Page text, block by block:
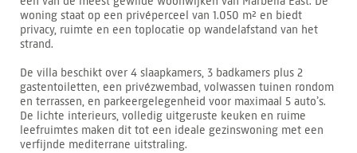
woning staat op een privéperceel van 1.050 m² en biedt
privacy, ruimte en een toplocatie op wandelafstand van het
strand.
De villa beschikt over 4 slaapkamers, 3 badkamers plus 2
gastentoiletten, een privézwembad, volwassen tuinen rondom
en terrassen, en parkeergelegenheid voor maximaal 5 auto’s.
De lichte interieurs, volledig uitgeruste keuken en ruime
leefruimtes maken dit tot een ideale gezinswoning met een
verfijnde mediterrane uitstraling.